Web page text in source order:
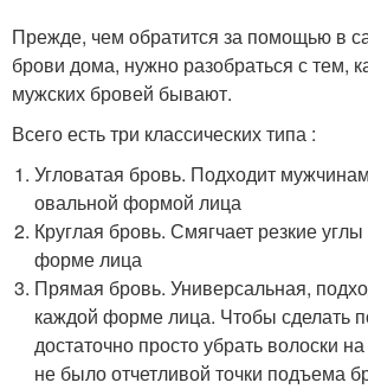
Прежде, чем обратится за помощью в
брови дома, нужно разобраться с тем,
мужских бровей бывают.
Всего есть три классических типа :
Угловатая бровь. Подходит
овальной формой лица
Круглая бровь. Смягчает резкие
форме лица
Прямая бровь. Универсальная,
каждой форме лица. Чтобы сделать
достаточно просто убрать волоски
не было отчетливой точки подъема